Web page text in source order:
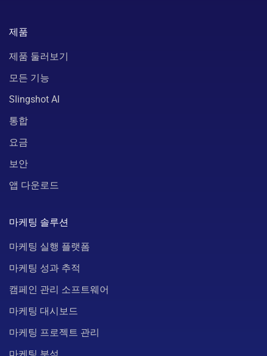
제품
제품 둘러보기
모든 기능
Slingshot AI
통합
요금
보안
앱 다운로드
마케팅 솔루션
마케팅 실행 플랫폼
마케팅 성과 추적
캠페인 관리 소프트웨어
마케팅 대시보드
마케팅 프로젝트 관리